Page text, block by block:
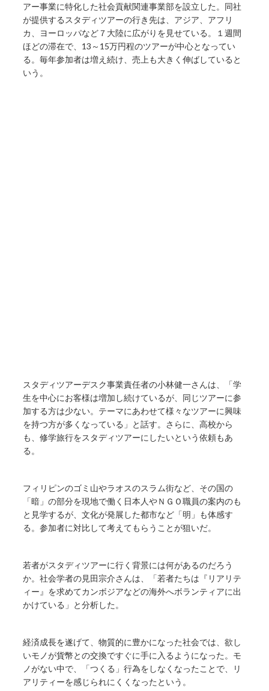
アー事業に特化した社会貢献関連事業部を設立した。同社
が提供するスタディツアーの行き先は、アジア、アフリ
カ、ヨーロッパなど７大陸に広がりを見せている。１週間
ほどの滞在で、13～15万円程のツアーが中心となってい
る。毎年参加者は増え続け、売上も大きく伸ばしていると
いう。
スタディツアーデスク事業責任者の小林健一さんは、「学
生を中心にお客様は増加し続けているが、同じツアーに参
加する方は少ない。テーマにあわせて様々なツアーに興味
を持つ方が多くなっている」と話す。さらに、高校から
も、修学旅行をスタディツアーにしたいという依頼もあ
る。
フィリピンのゴミ山やラオスのスラム街など、その国の
「暗」の部分を現地で働く日本人やＮＧＯ職員の案内のも
と見学するが、文化が発展した都市など「明」も体感す
る。参加者に対比して考えてもらうことが狙いだ。
若者がスタディツアーに行く背景には何があるのだろう
か。社会学者の見田宗介さんは、「若者たちは『リアリテ
ィー』を求めてカンボジアなどの海外へボランティアに出
かけている」と分析した。
経済成長を遂げて、物質的に豊かになった社会では、欲し
いモノが貨幣との交換ですぐに手に入るようになった。モ
ノがない中で、「つくる」行為をしなくなったことで、リ
アリティーを感じられにくくなったという。